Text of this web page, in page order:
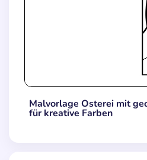
Malvorlage Osterei mit
für kreative Farben